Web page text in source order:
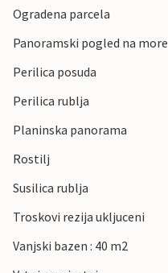
Ogradena parcela
Panoramski pogled na more
Perilica posuda
Perilica rublja
Planinska panorama
Rostilj
Susilica rublja
Troskovi rezija ukljuceni
Vanjski bazen : 40 m2